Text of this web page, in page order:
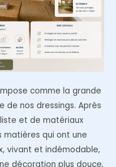
comme la grande
de nos dressings. Après
et de matériaux
matières qui ont une
vivant et indémodable,
décoration plus douce,